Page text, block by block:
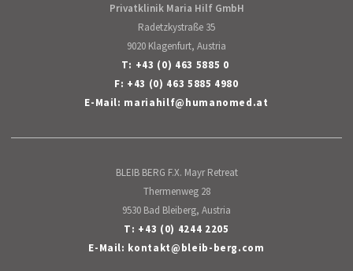
Privatklinik Maria Hilf GmbH
Radetzkystraße 35
9020 Klagenfurt, Austria
T: +43 (0) 463 5885 0
F: +43 (0) 463 5885 4980
E-Mail: mariahilf@humanomed.at
BLEIB BERG F.X. Mayr Retreat
Thermenweg 28
9530 Bad Bleiberg, Austria
T: +43 (0) 4244 2205
E-Mail: kontakt@bleib-berg.com